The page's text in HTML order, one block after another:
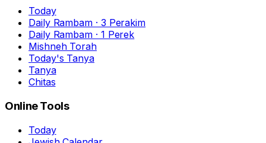
Today
Daily Rambam · 3 Perakim
Daily Rambam · 1 Perek
Mishneh Torah
Today's Tanya
Tanya
Chitas
Online Tools
Today